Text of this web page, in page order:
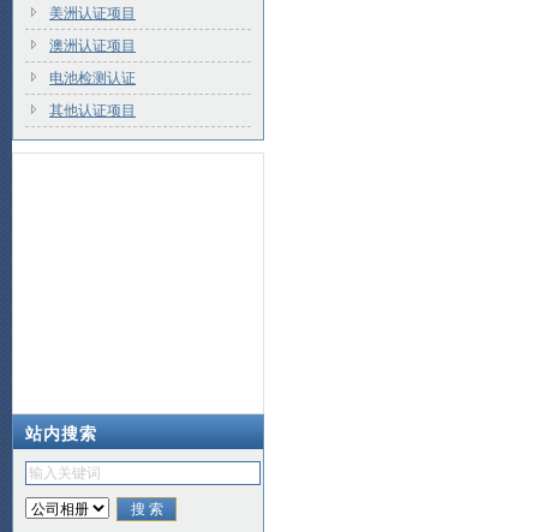
美洲认证项目
澳洲认证项目
电池检测认证
其他认证项目
站内搜索